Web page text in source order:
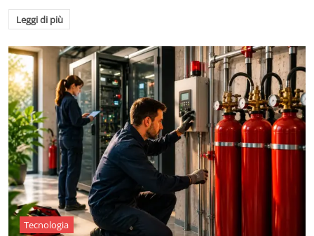
Leggi di più
Tecnologia